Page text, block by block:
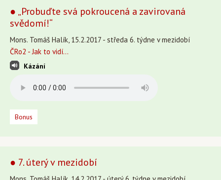
● „Probuďte svá pokroucená a zavirovaná
svědomí!“
Mons. Tomáš Halík, 15.2.2017 - středa 6. týdne v mezidobí
ČRo2 - Jak to vidí...
Kázání
Bonus
● 7. úterý v mezidobí